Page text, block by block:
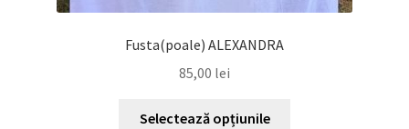
Fusta(poale) ALEXANDRA
85,00 lei
Selectează opțiunile